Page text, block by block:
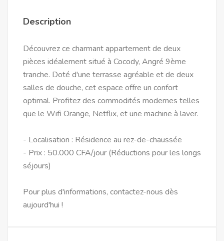
Description
Découvrez ce charmant appartement de deux
pièces idéalement situé à Cocody, Angré 9ème
tranche. Doté d'une terrasse agréable et de deux
salles de douche, cet espace offre un confort
optimal. Profitez des commodités modernes telles
que le Wifi Orange, Netflix, et une machine à laver.
- Localisation : Résidence au rez-de-chaussée
- Prix : 50.000 CFA/jour (Réductions pour les longs
séjours)
Pour plus d'informations, contactez-nous dès
aujourd'hui !